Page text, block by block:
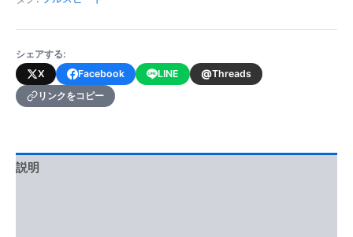
ル
ピ
ー
ド
デ
使
い
シェアする:
X
Facebook LINE @Threads
リンクをコピー
説明